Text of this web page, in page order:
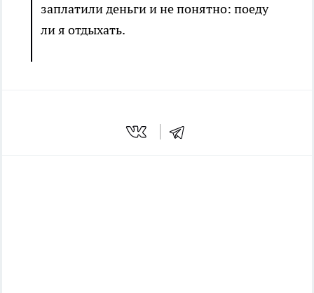
заплатили деньги и не понятно: поеду
ли я отдыхать.